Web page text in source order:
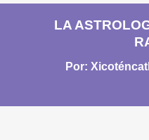
LA
Por: